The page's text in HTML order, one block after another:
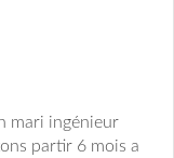
mari ingénieur
partir 6 mois a